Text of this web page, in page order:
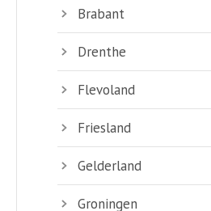
Brabant
Drenthe
Flevoland
Friesland
Gelderland
Groningen